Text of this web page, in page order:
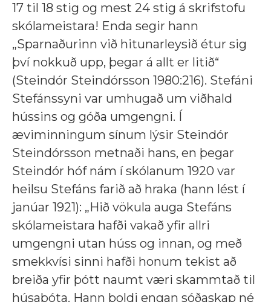
17 til 18 stig og mest 24 stig á skrifstofu
skólameistara! Enda segir hann
„Sparnaðurinn við hitunarleysið étur sig
því nokkuð upp, þegar á allt er litið“
(Steindór Steindórsson 1980:216). Stefáni
Stefánssyni var umhugað um viðhald
hússins og góða umgengni. Í
æviminningum sínum lýsir Steindór
Steindórsson metnaði hans, en þegar
Steindór hóf nám í skólanum 1920 var
heilsu Stefáns farið að hraka (hann lést í
janúar 1921): „Hið vökula auga Stefáns
skólameistara hafði vakað yfir allri
umgengni utan húss og innan, og með
smekkvísi sinni hafði honum tekist að
breiða yfir þótt naumt væri skammtað til
húsabóta. Hann þoldi engan sóðaskap né